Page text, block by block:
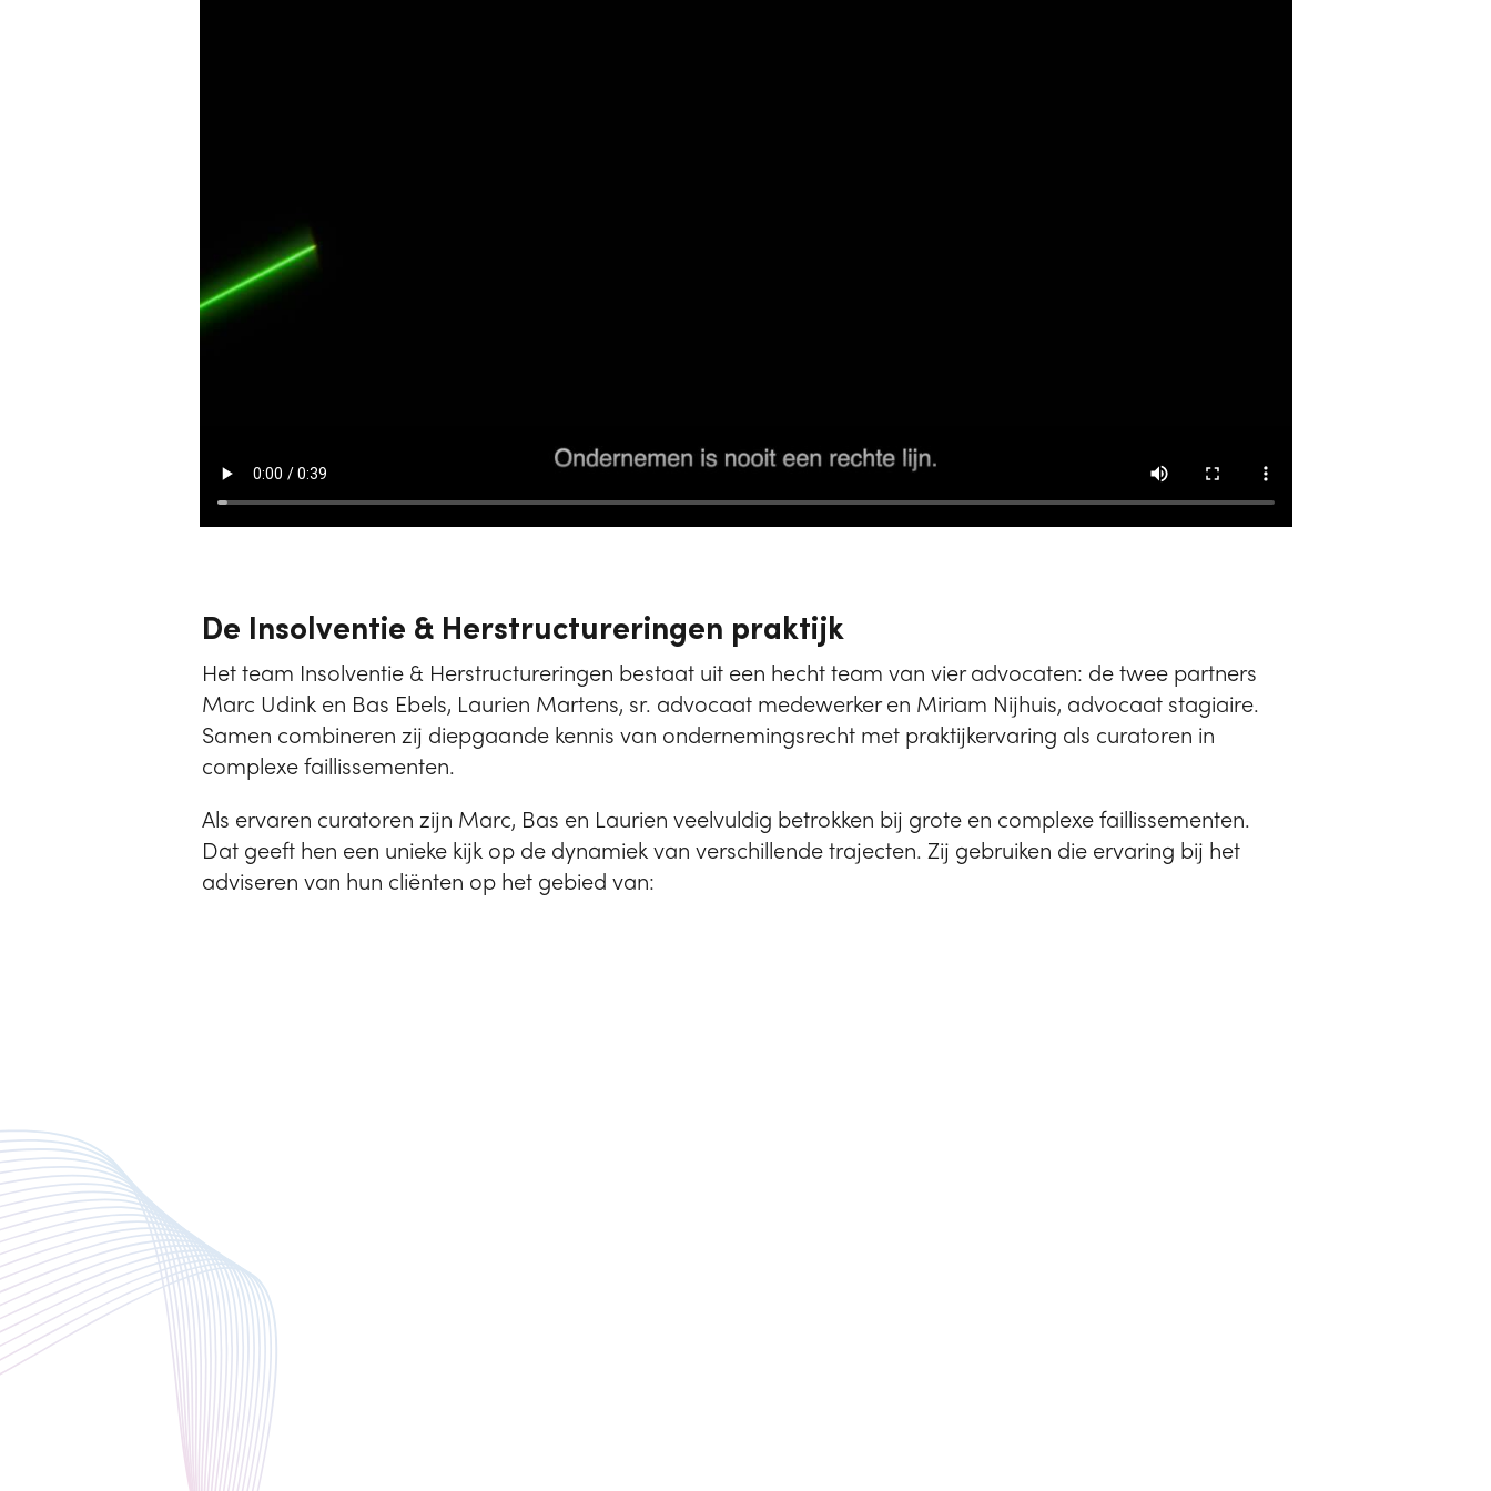
De Insolventie & Herstructureringen praktijk
Het team Insolventie & Herstructureringen bestaat uit een hecht team van vier advocaten: de twee partners
Marc Udink en Bas Ebels, Laurien Martens, sr. advocaat medewerker en Miriam Nijhuis, advocaat stagiaire.
Samen combineren zij diepgaande kennis van ondernemingsrecht met praktijkervaring als curatoren in
complexe faillissementen.
Als ervaren curatoren zijn Marc, Bas en Laurien veelvuldig betrokken bij grote en complexe faillissementen.
Dat geeft hen een unieke kijk op de dynamiek van verschillende trajecten. Zij gebruiken die ervaring bij het
adviseren van hun cliënten op het gebied van: